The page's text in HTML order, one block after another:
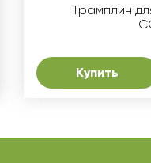
Трамплин
Купить